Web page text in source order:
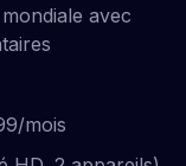
avec
mois